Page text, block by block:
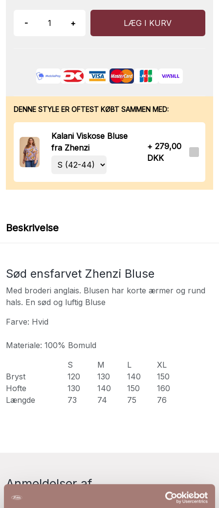
- + LÆG I KURV
DENNE STYLE ER OFTEST KØBT SAMMEN MED:
Kalani Viskose Bluse
fra Zhenzi
+ 279,00
DKK
Beskrivelse
Sød ensfarvet Zhenzi Bluse
Med broderi anglais. Blusen har korte ærmer og rund
hals. En sød og luftig Bluse
Farve: Hvid
Materiale: 100% Bomuld
S
M L
XL
Bryst
120 130 140
150
Hofte
130 140 150
160
Længde
73 74 75 76
Anmeldelser af
Ingrid Bluse med Broderi Anglais